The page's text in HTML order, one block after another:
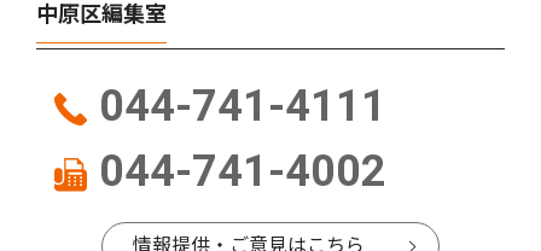
中原区編集室
044-741-4111
044-741-4002
情報提供・ご意見はこちら